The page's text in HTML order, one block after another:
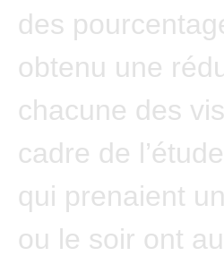
des
obtenu une
chacune des
cadre de
qui prenaient
ou le soir ont